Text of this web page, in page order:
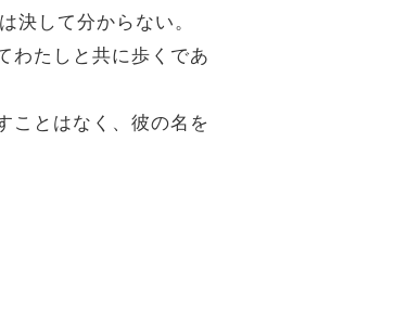
決して分からない。
わたしと共に歩くであ
ことはなく、彼の名を